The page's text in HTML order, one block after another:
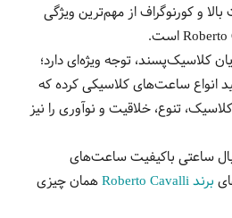
و کورنوگراف از مهم‌ترین ویژگی
است.
کلاسیک‌پسند، توجه ویژه‌ای دارد؛
انواع ساعت‌های کلاسیکی کرده که
تنوع، خلاقیت و نوآوری را نیز
ساعتی باکیفیت ساعت‌های
برندRoberto Cavalliهمان چیزی